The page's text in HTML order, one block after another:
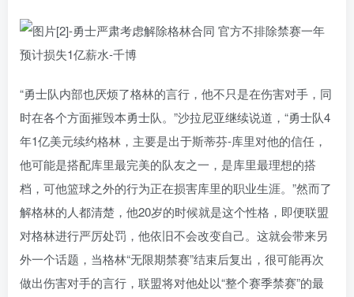
“勇士队内部也厌烦了格林的言行，他不只是在伤害对手，同
时在各个方面摧毁本勇士队。”沙拉尼亚继续说道，“勇士队4
年1亿美元续约格林，主要是出于斯蒂芬-库里对他的信任，
他可能是搭配库里最完美的队友之一，是库里最理想的搭
档，可他篮球之外的行为正在损害库里的职业生涯。”然而了
解格林的人都清楚，他20岁的时候就是这个性格，即便联盟
对格林进行严厉处罚，他依旧不会改变自己。这就会带来另
外一个话题，当格林“无限期禁赛”结束后复出，很可能再次
做出伤害对手的言行，联盟将对他处以“整个赛季禁赛”的最